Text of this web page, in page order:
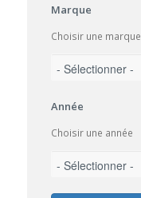
Marque
Choisir une marque
Année
Choisir une année